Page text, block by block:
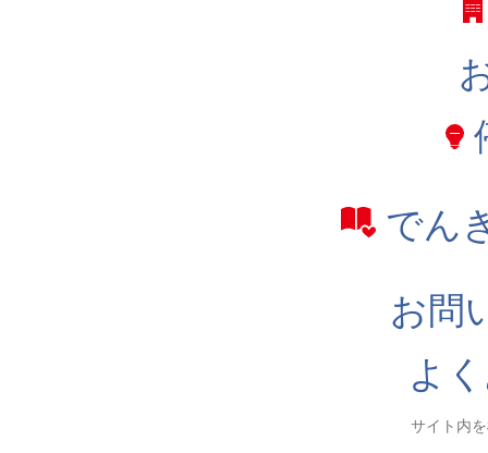
でん
お問
よ